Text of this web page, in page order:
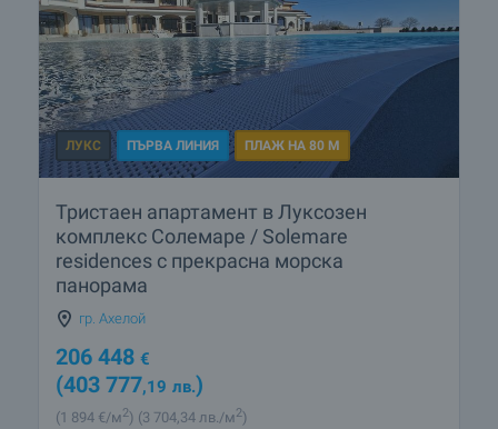
ЛУКС ПЪРВА ЛИНИЯ ПЛАЖ НА 80 М
Тристаен апартамент в Луксозен
комплекс Солемаре / Solemare
residences с прекрасна морска
панорама
гр. Ахелой
206 448 €
(403 777,19 лв.)
(1 894 €/м2) (3 704,34 лв./м2)